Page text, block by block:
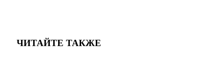
ЧИТАЙТЕ ТАКЖЕ